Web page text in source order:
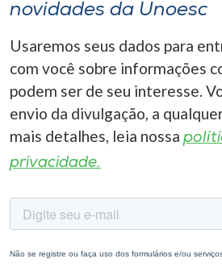
Diplomados
Cultura
CPA
Biblioteca
novidades da Unoesc
Usaremos seus dados para
com você sobre informações
podem ser de seu interesse.
envio da divulgação, a
mais detalhes, leia nossa
privacidade.